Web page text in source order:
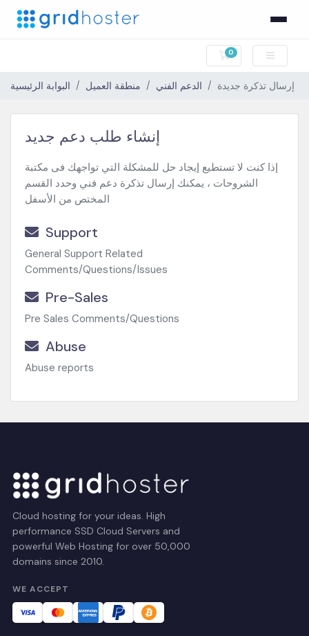
0
عربة التسوق
البوابة الرئيسية منطقة العميل الدعم الفني إرسال تذكرة جديدة
إنشاء طلب دعم جديد
إذا كنت لا تستطيع إيجاد حل للمشكلة التي تواجهك فى مكتبة
الشروحات ، يمكنك إرسال تذكرة دعم فني وحدد القسم
المختص من الأسفل
Support
General Support Related
Comments/Questions/Issues
Pre-Sales
Pre Sales Comments/Questions
Abuse
Abuse reports
Cloud hosting for your ideas. High
performance SSD Cloud Servers and
powerful Web Hosting for over 50,000
domains since 2010.
WE ACCEPT